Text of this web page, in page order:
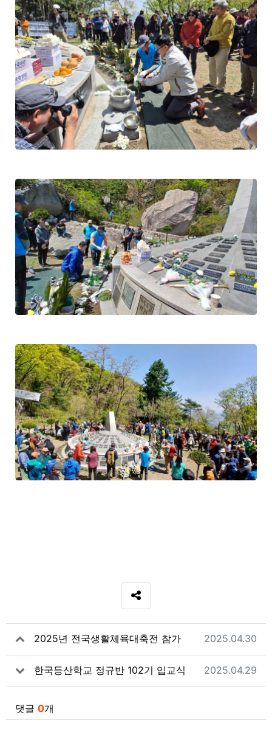
SNS 공유
관련자료
2025년 전국생활체육대축전 참가 작성일
2025.04.30
한국등산학교 정규반 102기 입교식 작성일
2025.04.29
댓글 0개